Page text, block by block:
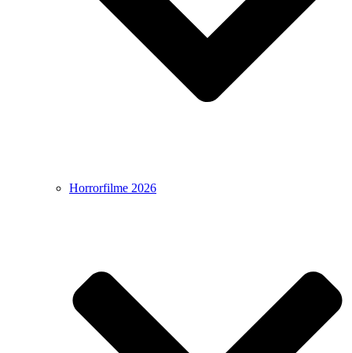
Horrorfilme 2026